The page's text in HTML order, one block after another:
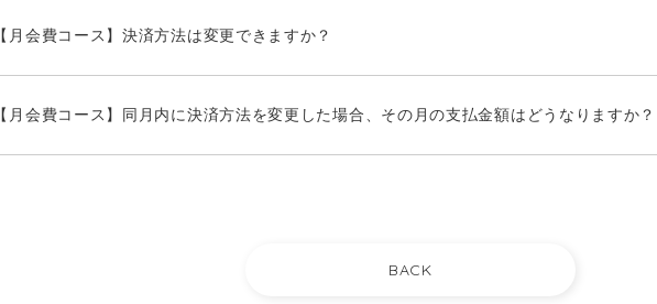
【月会費コース】決済方法は変更できますか？
【月会費コース】同月内に決済方法を変更した場合、その月の支払金額はどうなりますか？